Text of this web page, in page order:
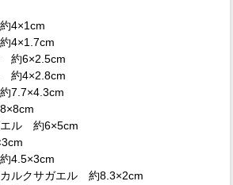
4×1cm
4×1.7cm
約6×2.5cm
約4×2.8cm
7.7×4.3cm
エル 約6×5cm
4.5×3cm
カルクサガエル 約8.3×2cm